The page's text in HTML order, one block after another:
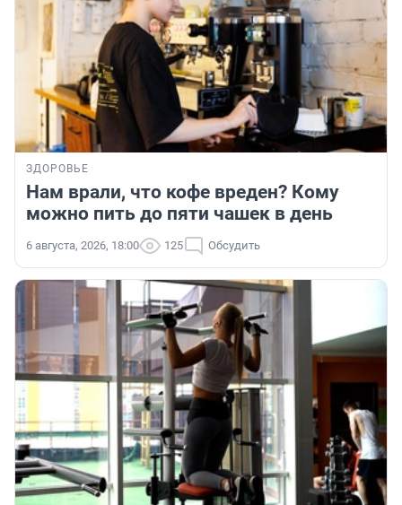
ЗДОРОВЬЕ
Нам врали, что кофе вреден? Кому
можно пить до пяти чашек в день
6 августа, 2026, 18:00 125 Обсудить